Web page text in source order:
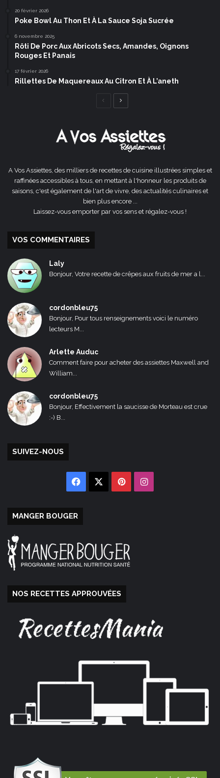
20 février 2026
Poke Bowl Au Thon Et À La Sauce Soja Sucrée
6 novembre 2025
Rôti De Porc Aux Abricots Secs, Amandes, Oignons
Rouges Et Panais
17 février 2026
Rillettes De Maquereaux Au Citron Et À L’aneth
Page
A Vos Assiettes, des milliers de recettes de cuisine illustrées simples et
raffinées accessibles à tous, en mettant à l'honneur les produits de
saisons, c'est également de l'art de vivre, des actualités culinaires et
bien plus encore ...
Laissez-vous emporter par vos sens et régalez-vous !
VOS COMMENTAIRES
Laly
Bonjour, Votre recette de crêpes aux fruits de mer a l...
cordonbleu75
Bonjour, Pour tous renseignements voici le numéro
lecteurs M...
Arlette Auduc
Comment faire pour acheter des assiettes Maxwell and
William...
cordonbleu75
Bonjour, Effectivement la saucisse de Morteau est crue
:-) B...
SUIVEZ-NOUS
Facebook PinterestInstagram
MANGER BOUGER
NOS RECETTES APPROUVÉES